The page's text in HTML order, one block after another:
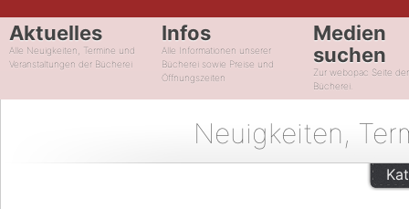
Aktuelles
Alle Neuigkeiten, Termine und
Veranstaltungen der Bücherei
Infos
Alle Informationen unserer
Bücherei sowie Preise und
Öffnungszeiten
Medien
suchen
Zur webopac Seite der
Bücherei.
Neuigkeiten,